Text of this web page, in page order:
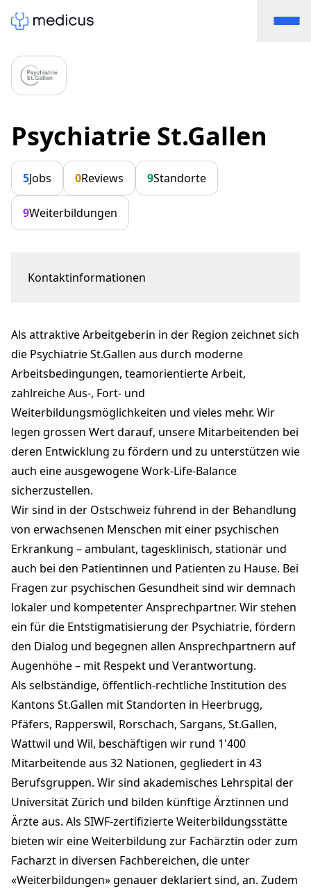
Psychiatrie St.Gallen
5Jobs 0Reviews 9Standorte
9Weiterbildungen
Kontaktinformationen
Diana
diana.gaudart@psychiatrie-sg.ch
+41 58 178 14 34
psychiatrie-sg.ch
Als attraktive Arbeitgeberin in der Region zeichnet sich
die Psychiatrie St.Gallen aus durch moderne
Arbeitsbedingungen, teamorientierte Arbeit,
zahlreiche Aus-, Fort- und
Weiterbildungsmöglichkeiten und vieles mehr. Wir
legen grossen Wert darauf, unsere Mitarbeitenden bei
deren Entwicklung zu fördern und zu unterstützen wie
auch eine ausgewogene Work-Life-Balance
sicherzustellen.
Wir sind in der Ostschweiz führend in der Behandlung
von erwachsenen Menschen mit einer psychischen
Erkrankung – ambulant, tagesklinisch, stationär und
auch bei den Patientinnen und Patienten zu Hause. Bei
Fragen zur psychischen Gesundheit sind wir demnach
lokaler und kompetenter Ansprechpartner. Wir stehen
ein für die Entstigmatisierung der Psychiatrie, fördern
den Dialog und begegnen allen Ansprechpartnern auf
Augenhöhe – mit Respekt und Verantwortung.
Als selbständige, öffentlich-rechtliche Institution des
Kantons St.Gallen mit Standorten in Heerbrugg,
Pfäfers, Rapperswil, Rorschach, Sargans, St.Gallen,
Wattwil und Wil, beschäftigen wir rund 1'400
Mitarbeitende aus 32 Nationen, gegliedert in 43
Berufsgruppen. Wir sind akademisches Lehrspital der
Universität Zürich und bilden künftige Ärztinnen und
Ärzte aus. Als SIWF-zertifizierte Weiterbildungsstätte
bieten wir eine Weiterbildung zur Fachärztin oder zum
Facharzt in diversen Fachbereichen, die unter
«Weiterbildungen» genauer deklariert sind, an. Zudem